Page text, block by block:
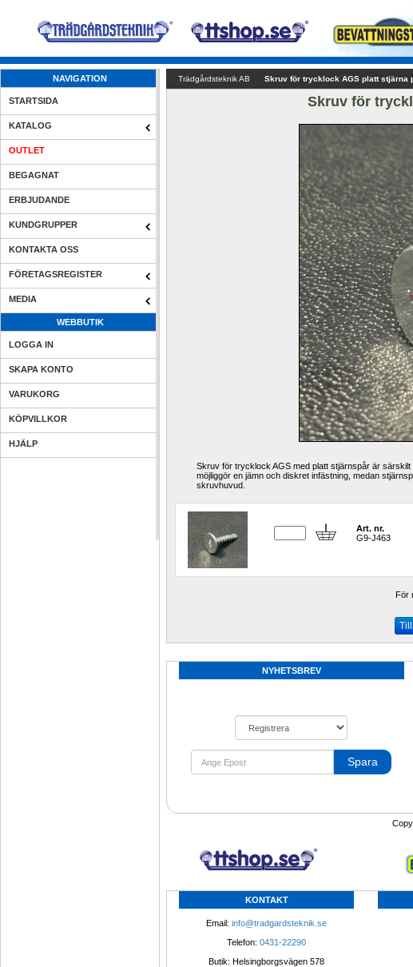
NAVIGATION
STARTSIDA
KATALOG
OUTLET
BEGAGNAT
ERBJUDANDE
KUNDGRUPPER
KONTAKTA OSS
FÖRETAGSREGISTER
MEDIA
WEBBUTIK
LOGGA IN
SKAPA KONTO
VARUKORG
KÖPVILLKOR
HJÄLP
Trädgårdsteknik AB Skruv för trycklock AGS platt stjärna
Skruv för
Skruv för trycklock AGS med platt stjärnspår är
möjliggör en jämn och diskret infästning, medan
skruvhuvud.
Art. nr.
G9-J463
För
NYHETSBREV
Spara
KONTAKT
Email: info@tradgardsteknik.se
Telefon: 0431-22290
Butik: Helsingborgsvägen 578